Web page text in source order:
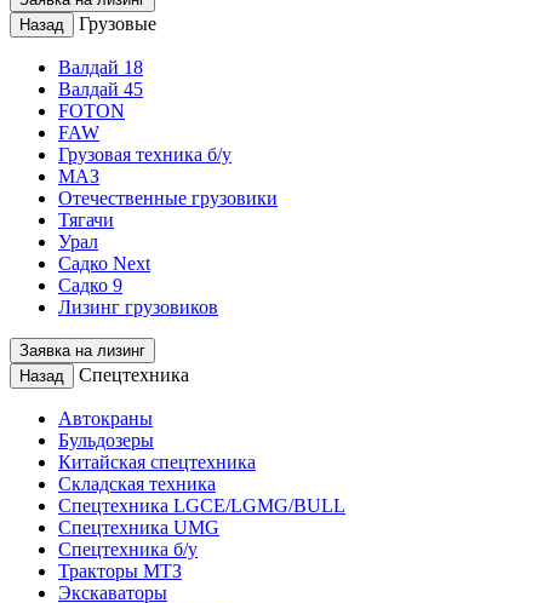
Назад
Грузовые
Валдай 18
Валдай 45
FOTON
FAW
Грузовая техника б/у
МАЗ
Отечественные грузовики
Тягачи
Урал
Садко Next
Садко 9
Лизинг грузовиков
Заявка на лизинг
Назад
Спецтехника
Автокраны
Бульдозеры
Китайская спецтехника
Складская техника
Спецтехника LGCE/LGMG/BULL
Спецтехника UMG
Спецтехника б/у
Тракторы МТЗ
Экскаваторы